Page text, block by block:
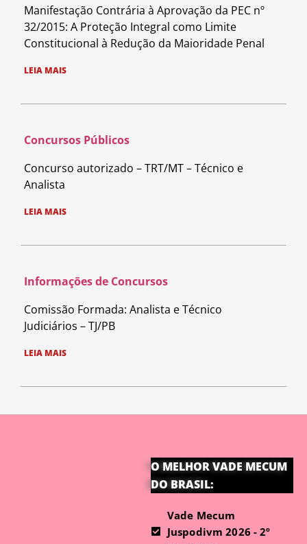
Manifestação Contrária à Aprovação da PEC nº
32/2015: A Proteção Integral como Limite
Constitucional à Redução da Maioridade Penal
LEIA MAIS
Concursos Públicos
Concurso autorizado – TRT/MT – Técnico e
Analista
LEIA MAIS
Informações de Concursos
Comissão Formada: Analista e Técnico
Judiciários – TJ/PB
LEIA MAIS
O MELHOR VADE MECUM
DO BRASIL:
Vade Mecum
Juspodivm 2026 - 2º